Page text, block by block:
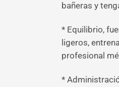
bañeras y
* Equilibrio,
ligeros,
profesional
*